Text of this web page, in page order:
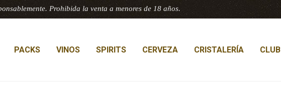
Prohibida la venta a menores de 18 años.
PACKS VINOS SPIRITS CERVEZA CRISTALERÍA CLUB